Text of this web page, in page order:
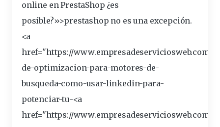
online en PrestaShop ¿es
posible?»>prestashop no es una excepción.
<a
href="https://www.empresadeserviciosweb.com/
de-optimizacion-para-motores-de-
busqueda-como-usar-linkedin-para-
potenciar-tu-<a
href="https://www.empresadeserviciosweb.com/